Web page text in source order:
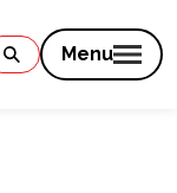
Menu